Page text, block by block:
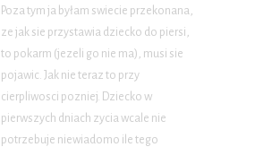
Poza tym ja byłam swiecie przekonana,
ze jak sie przystawia dziecko do piersi,
to pokarm (jezeli go nie ma), musi sie
pojawic. Jak nie teraz to przy
cierpliwosci pozniej. Dziecko w
pierwszych dniach zycia wcale nie
potrzebuje niewiadomo ile tego